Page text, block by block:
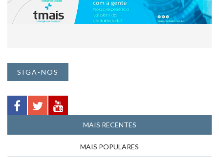
SIGA-NOS
MAIS RECENTES
MAIS POPULARES